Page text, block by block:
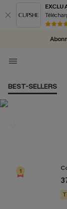
EXCLU
*
BEST-SELLERS
1